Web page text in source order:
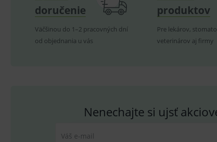
doručenie
Väčšinou do 1–2 pracovných dní
od objednania u vás
produktov
Pre lekárov,
veterinárov aj firmy
Nenechajte si ujsť
Váš e-mail
_sp_ses.ef32
ssupp.vid